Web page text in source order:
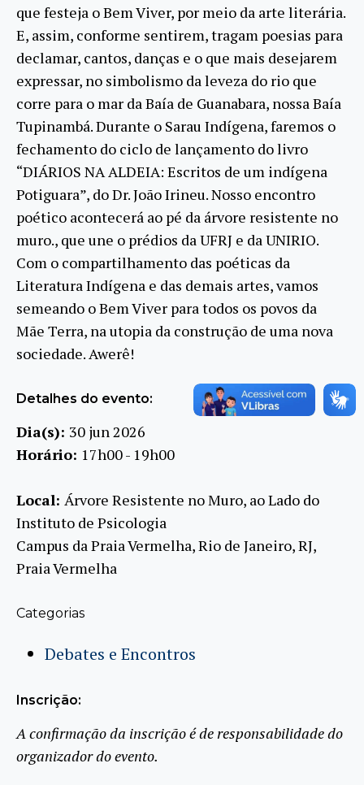
que festeja o Bem Viver, por meio da arte literária.
E, assim, conforme sentirem, tragam poesias para
declamar, cantos, danças e o que mais desejarem
expressar, no simbolismo da leveza do rio que
corre para o mar da Baía de Guanabara, nossa Baía
Tupinambá. Durante o Sarau Indígena, faremos o
fechamento do ciclo de lançamento do livro
“DIÁRIOS NA ALDEIA: Escritos de um indígena
Potiguara”, do Dr. João Irineu. Nosso encontro
poético acontecerá ao pé da árvore resistente no
muro., que une o prédios da UFRJ e da UNIRIO.
Com o compartilhamento das poéticas da
Literatura Indígena e das demais artes, vamos
semeando o Bem Viver para todos os povos da
Mãe Terra, na utopia da construção de uma nova
sociedade. Awerê!
Detalhes do evento:
Dia(s): 30 jun 2026
Horário: 17h00 - 19h00
Local: Árvore Resistente no Muro, ao Lado do
Instituto de Psicologia
Campus da Praia Vermelha, Rio de Janeiro, RJ,
Praia Vermelha
Categorias
Debates e Encontros
Inscrição:
A confirmação da inscrição é de responsabilidade do
organizador do evento.